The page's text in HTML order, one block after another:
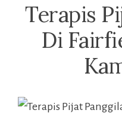
Terapis
Di